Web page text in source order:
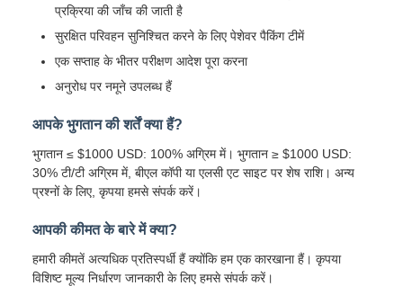
प्रक्रिया की जाँच की जाती है
सुरक्षित परिवहन सुनिश्चित करने के लिए पेशेवर पैकिंग टीमें
एक सप्ताह के भीतर परीक्षण आदेश पूरा करना
अनुरोध पर नमूने उपलब्ध हैं
आपके भुगतान की शर्तें क्या हैं?
भुगतान ≤ $1000 USD: 100% अग्रिम में। भुगतान ≥ $1000 USD:
30% टी/टी अग्रिम में, बीएल कॉपी या एलसी एट साइट पर शेष राशि। अन्य
प्रश्नों के लिए, कृपया हमसे संपर्क करें।
आपकी कीमत के बारे में क्या?
हमारी कीमतें अत्यधिक प्रतिस्पर्धी हैं क्योंकि हम एक कारखाना हैं। कृपया
विशिष्ट मूल्य निर्धारण जानकारी के लिए हमसे संपर्क करें।